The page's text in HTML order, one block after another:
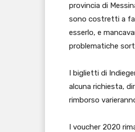
provincia di
sono costretti a
esserlo, e
problematiche
I biglietti di
alcuna richiesta,
rimborso
I voucher 2020